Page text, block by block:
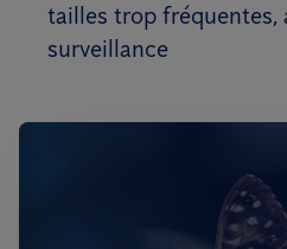
tailles trop fréquentes,
surveillance